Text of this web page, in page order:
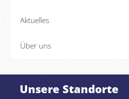
Aktuelles
Über uns
Unsere Standorte